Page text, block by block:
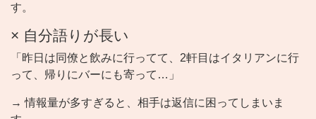
す。
× 自分語りが長い
「昨日は同僚と飲みに行ってて、2軒目はイタリアンに行
って、帰りにバーにも寄って…」
→ 情報量が多すぎると、相手は返信に困ってしまいま